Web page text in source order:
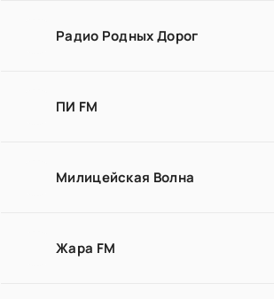
Радио Родных Дорог
ПИ FM
Милицейская Волна
Жара FM